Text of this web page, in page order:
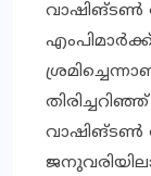
വാഷിങ്ടണ്‍
വാഷിങ്ടണ്‍